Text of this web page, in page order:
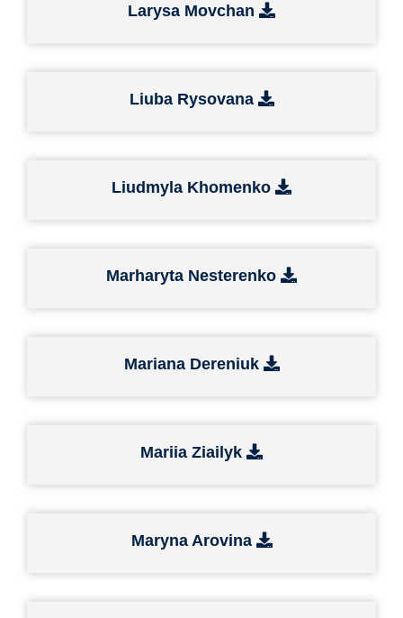
Larysa Movchan
Liuba Rysovana
Liudmyla Khomenko
Marharyta Nesterenko
Mariana Dereniuk
Mariia Ziailyk
Maryna Arovina